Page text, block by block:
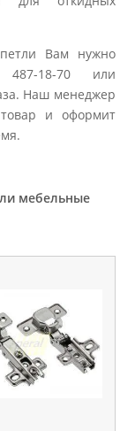
Вам нужно
18-70 или
Наш менеджер
и оформит
мебельные